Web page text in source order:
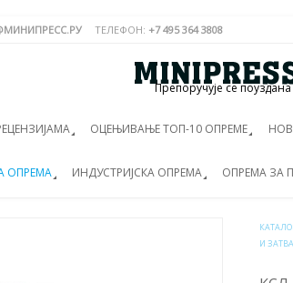
ТЕЛЕФОН: +7 495 364 3808
Препоручује се поуздана
ОЦЕЊИВАЊЕ ТОП-10 ОПРЕМЕ
ОПРЕМА ИНДУСТРИЈСКА ОПРЕМА ОПРЕМА ЗА
И